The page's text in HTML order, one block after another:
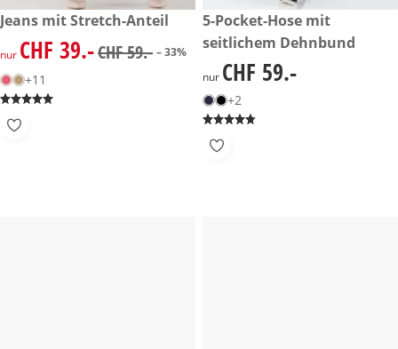
reduzierter Preis CHF 39.-, vorheriger Preis: CHF 59.-
-33%
Jeans mit Stretch-Anteil
reduzierter Preis CHF 39.-, vorheriger Preis: CHF 59.-
nur CHF 39.-CHF 59.- – 33%
+11
CHF 59.-
5-Pocket-Hose mit
seitlichem Dehnbund
CHF 59.-
nur CHF 59.-
+2